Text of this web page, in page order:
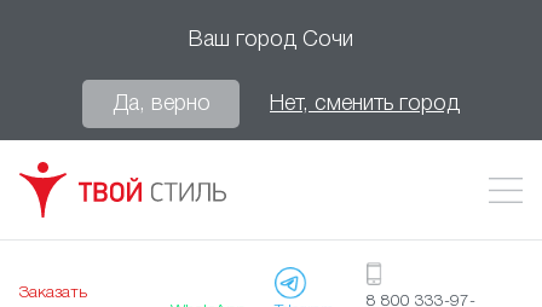
Ваш город Сочи
Да, верно Нет, сменить город
Заказать
8 800 333-97-